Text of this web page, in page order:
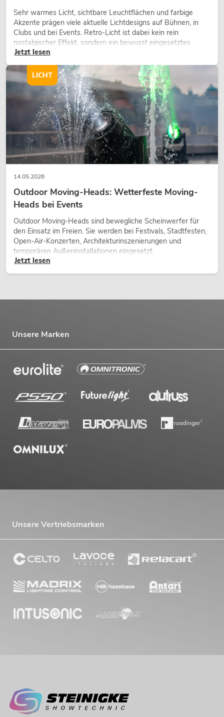
Sehr warmes Licht, sichtbare Leuchtflächen und farbige
Akzente prägen viele aktuelle Lichtdesigns auf Bühnen, in
Clubs und bei Events. Retro-Licht ist dabei kein rein
nostalgischer Effekt, sondern ein bewusst eingesetztes
Gestaltungsmittel: Es schafft Atmosphäre, gibt Szenen
wirken lassen.
Jetzt lesen
14.05.2026
Outdoor Moving-Heads: Wetterfeste Moving-
Heads bei Events
Outdoor Moving-Heads sind bewegliche Scheinwerfer für
den Einsatz im Freien. Sie werden bei Festivals, Stadtfesten,
Open-Air-Konzerten, Architekturinszenierungen und
temporären Außeninstallationen eingesetzt.
Jetzt lesen
LICHT
Unsere Marken
Unsere Vertriebsmarken